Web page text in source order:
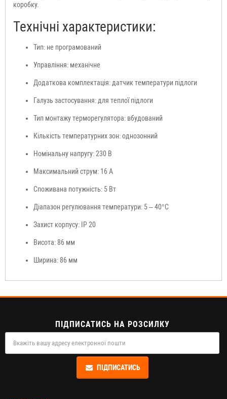
коробку.
Технічні характеристики:
Тип: не програмований
Управління: механічне
Додаткова комплектація: датчик температури підлоги
Галузь застосування: для теплої підлоги
Тип монтажу терморегулятора: вбудований
Кількість температурних зон: однозонний
Номінальну напругу: 230 В
Максимальний струм: 16 А
Споживана потужність: 5 Вт
Діапазон регулювання температури: 5 – 40°C
Захист корпусу: IP 20
Висота: 86 мм
Ширина: 86 мм
ПІДПИСАТИСЬ НА РОЗСИЛКУ
ПІДПИСАТИСЬ